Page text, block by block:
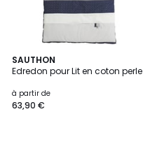
SAUTHON
Edredon pour Lit en coton perle
à partir de
63,90 €